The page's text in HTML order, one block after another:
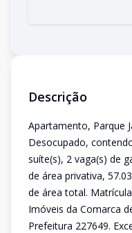
Descrição
Apartamento, Parque
Desocupado,
suíte(s), 2 vaga(s) de
de área privativa,
de área total.
Imóveis da Comarca
Prefeitura 227649.